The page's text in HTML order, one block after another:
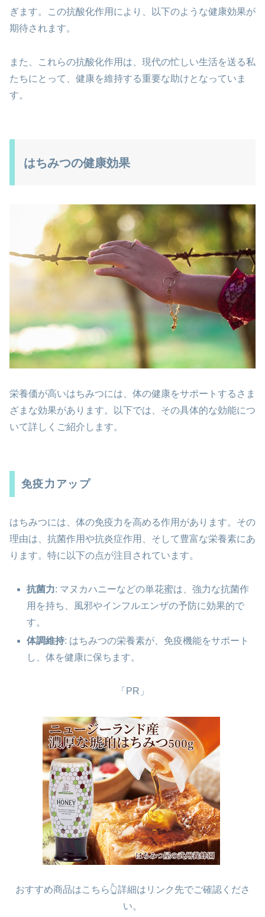
ぎます。この抗酸化作用により、以下のような健康効果が
期待されます。
また、これらの抗酸化作用は、現代の忙しい生活を送る私
たちにとって、健康を維持する重要な助けとなっていま
す。
はちみつの健康効果
栄養価が高いはちみつには、体の健康をサポートするさま
ざまな効果があります。以下では、その具体的な効能につ
いて詳しくご紹介します。
免疫力アップ
はちみつには、体の免疫力を高める作用があります。その
理由は、抗菌作用や抗炎症作用、そして豊富な栄養素にあ
ります。特に以下の点が注目されています。
抗菌力: マヌカハニーなどの単花蜜は、強力な抗菌作
用を持ち、風邪やインフルエンザの予防に効果的で
す。
体調維持: はちみつの栄養素が、免疫機能をサポート
し、体を健康に保ちます。
「PR」
おすすめ商品はこちら👆詳細はリンク先でご確認くださ
い。